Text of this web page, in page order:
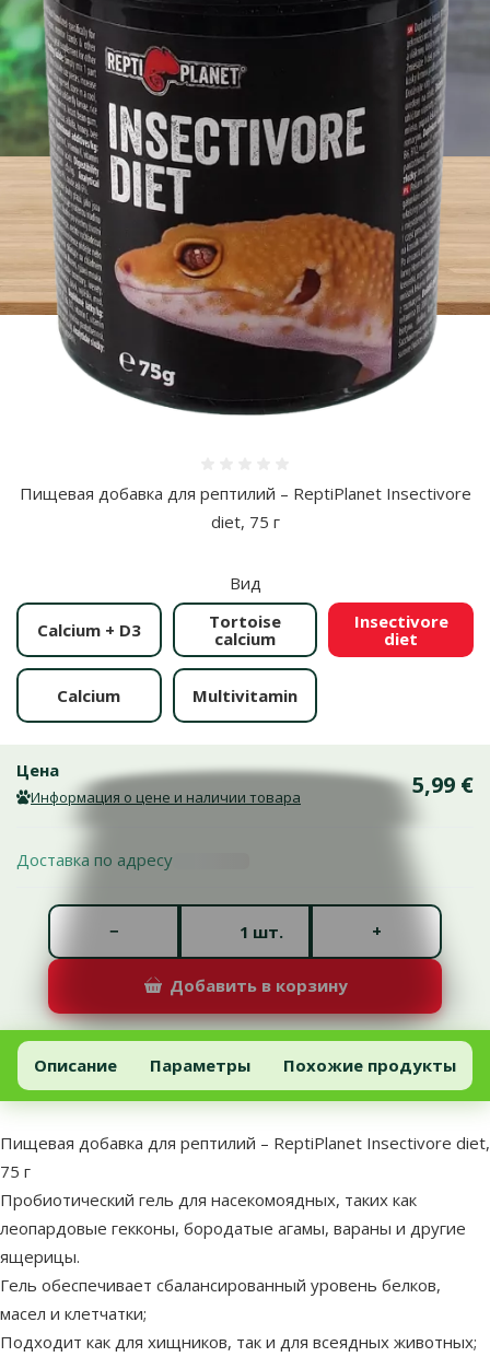
Пищевая добавка для рептилий – ReptiPlanet Insectivore
diet, 75 г
Вид
Calcium + D3
Tortoise
calcium
Insectivore
diet
Calcium Multivitamin
Цена
Информация о цене и наличии товара 5,99 €
Доставка по адресу
шт.
− +
Добавить в корзину
Пищевая добавка для рептилий – ReptiPlanet Insectivore diet,
Добавить в корзину
Описание Параметры Похожие продукты
В начало страницы
superzoo.product.detail.content
Пищевая добавка для рептилий – ReptiPlanet Insectivore diet,
75 г
Пробиотический гель для насекомоядных, таких как
леопардовые гекконы, бородатые агамы, вараны и другие
ящерицы.
Гель обеспечивает сбалансированный уровень белков,
масел и клетчатки;
Подходит как для хищников, так и для всеядных животных;